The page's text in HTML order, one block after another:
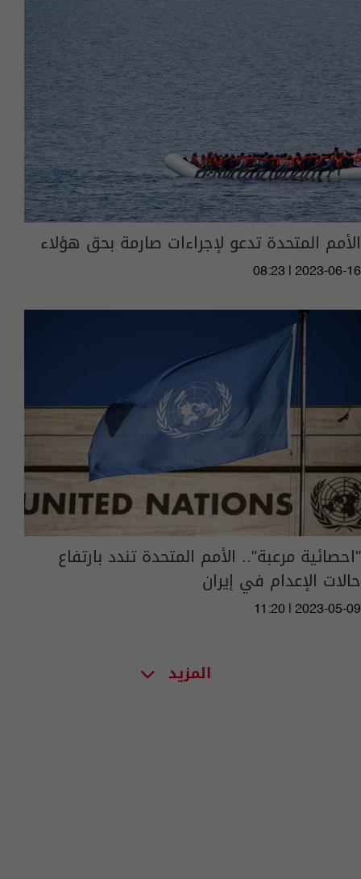
الأمم المتحدة تدعو لإجراءات صارمة بحق هؤلاء
08:23 | 2023-06-16
"احصائية مرعبة".. الأمم المتحدة تندد بارتفاع
حالات الإعدام في إيران
11:20 | 2023-05-09
المزيد